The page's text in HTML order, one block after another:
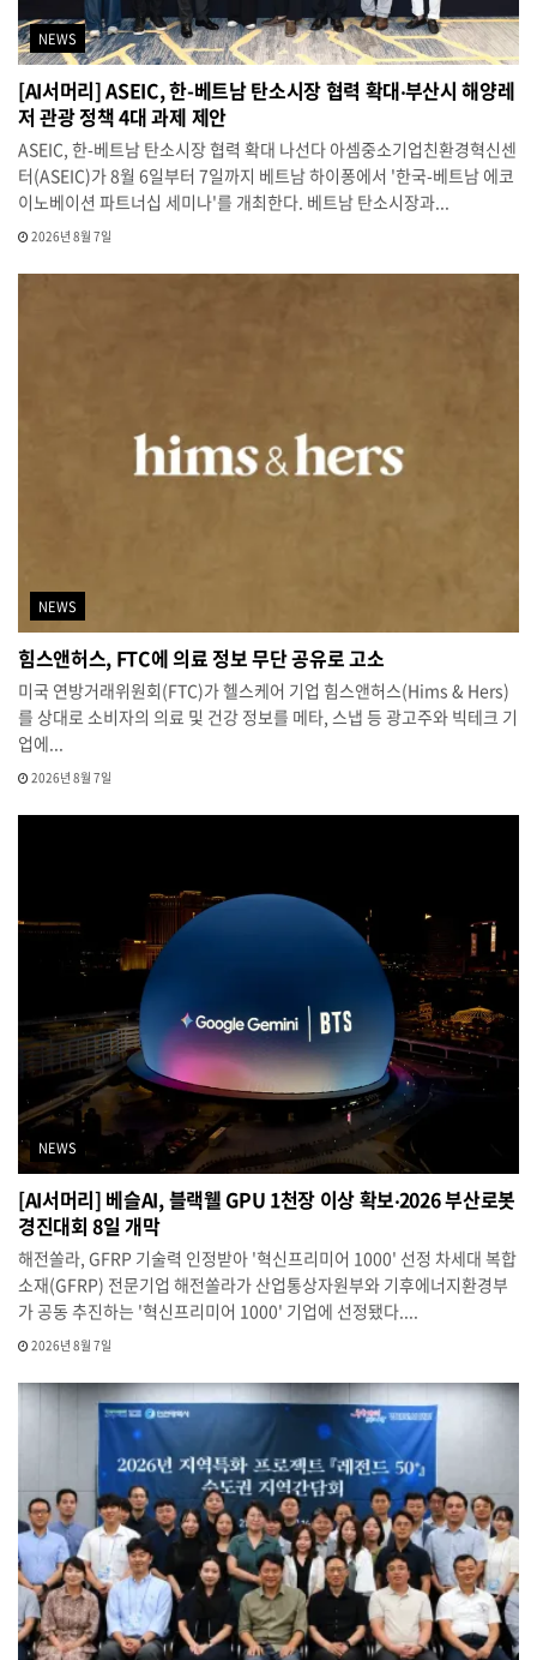
NEWS
[AI서머리] ASEIC, 한-베트남 탄소시장 협력 확대‧부산시 해양레
저 관광 정책 4대 과제 제안
ASEIC, 한-베트남 탄소시장 협력 확대 나선다 아셈중소기업친환경혁신센
터(ASEIC)가 8월 6일부터 7일까지 베트남 하이퐁에서 '한국-베트남 에코
이노베이션 파트너십 세미나'를 개최한다. 베트남 탄소시장과...
2026년 8월 7일
NEWS
힘스앤허스, FTC에 의료 정보 무단 공유로 고소
미국 연방거래위원회(FTC)가 헬스케어 기업 힘스앤허스(Hims & Hers)
를 상대로 소비자의 의료 및 건강 정보를 메타, 스냅 등 광고주와 빅테크 기
업에...
2026년 8월 7일
NEWS
[AI서머리] 베슬AI, 블랙웰 GPU 1천장 이상 확보‧2026 부산로봇
경진대회 8일 개막
해전쏠라, GFRP 기술력 인정받아 '혁신프리미어 1000' 선정 차세대 복합
소재(GFRP) 전문기업 해전쏠라가 산업통상자원부와 기후에너지환경부
가 공동 추진하는 '혁신프리미어 1000' 기업에 선정됐다....
2026년 8월 7일